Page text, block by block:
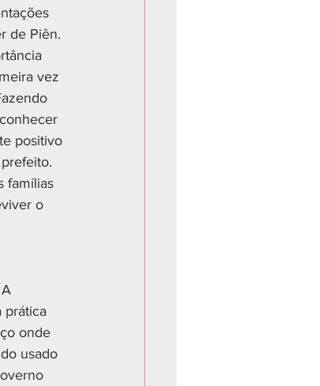
de Piên.
vez
positivo
famílias
o
prática
onde
usado